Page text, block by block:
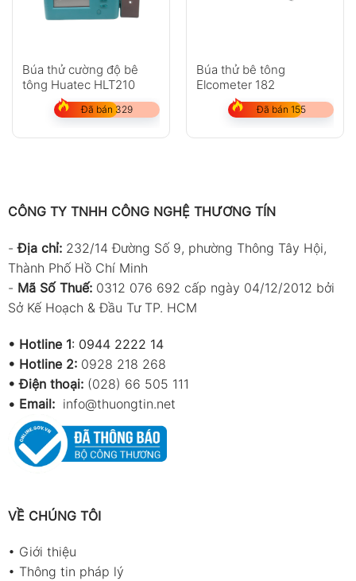
Búa thử cường độ bê
tông Huatec HLT210
Đã bán 329
Búa thử bê tông
Elcometer 182
Đã bán 155
CÔNG TY TNHH CÔNG NGHỆ THƯƠNG TÍN
-Địa chỉ: 232/14 Đường Số 9, phường Thông Tây Hội,
Thành Phố Hồ Chí Minh
- Mã Số Thuế: 0312 076 692 cấp ngày 04/12/2012 bởi
Sở Kế Hoạch & Đầu Tư TP. HCM
• Hotline 1: 0944 2222 14
• Hotline 2: 0928 218 268
• Điện thoại: (028) 66 505 111
• Email: info@thuongtin.net
VỀ CHÚNG TÔI
• Giới thiệu
• Thông tin pháp lý